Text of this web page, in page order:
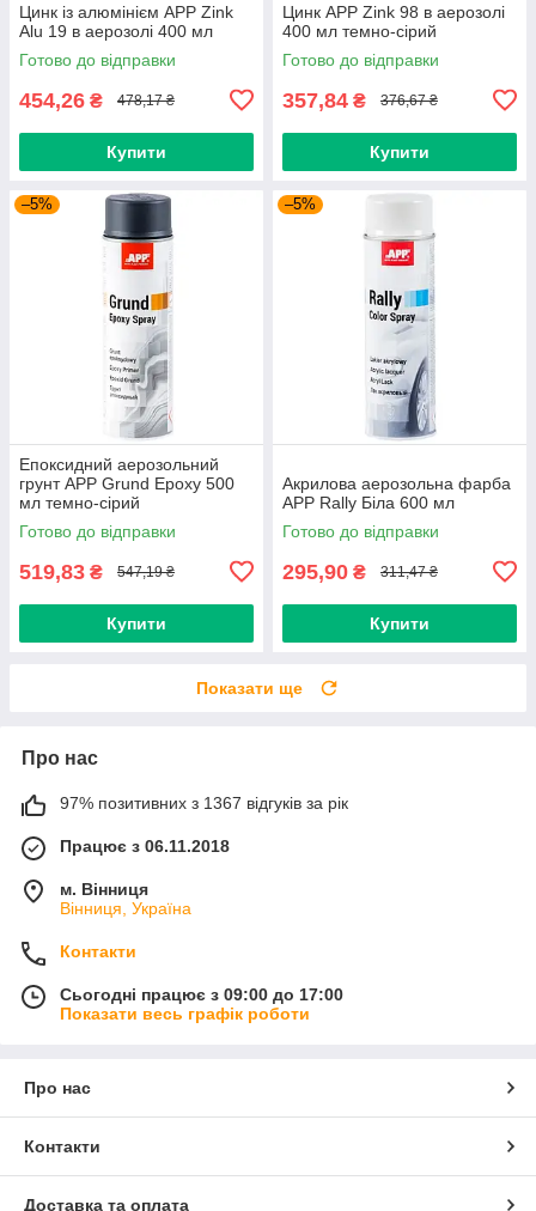
Цинк із алюмінієм APP Zink
Alu 19 в аерозолі 400 мл
Готово до відправки
454,26 ₴ 478,17 ₴
Купити
Цинк APP Zink 98 в аерозолі
400 мл темно-сірий
Готово до відправки
357,84 ₴ 376,67 ₴
Купити
–5%
Епоксидний аерозольний
грунт APP Grund Epoxy 500
мл темно-сірий
Готово до відправки
519,83 ₴ 547,19 ₴
Купити
–5%
Акрилова аерозольна фарба
APP Rally Біла 600 мл
Готово до відправки
295,90 ₴ 311,47 ₴
Купити
Показати ще
Про нас
97% позитивних з 1367 відгуків за рік
Працює з 06.11.2018
м. Вінниця
Вінниця, Україна
Контакти
Сьогодні працює з 09:00 до 17:00
Показати весь графік роботи
Про нас
Контакти
Доставка та оплата